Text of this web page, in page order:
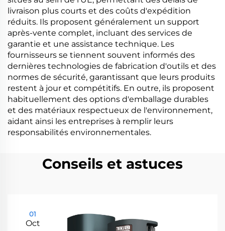
livraison plus courts et des coûts d'expédition
réduits. Ils proposent généralement un support
après-vente complet, incluant des services de
garantie et une assistance technique. Les
fournisseurs se tiennent souvent informés des
dernières technologies de fabrication d'outils et des
normes de sécurité, garantissant que leurs produits
restent à jour et compétitifs. En outre, ils proposent
habituellement des options d'emballage durables
et des matériaux respectueux de l'environnement,
aidant ainsi les entreprises à remplir leurs
responsabilités environnementales.
Conseils et astuces
01
Oct